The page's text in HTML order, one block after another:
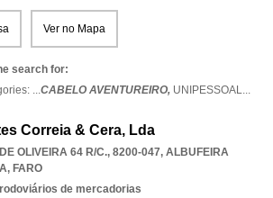
Ver no Mapa
search for:
...CABELO AVENTUREIRO, UNIPESSOAL...
Correia & Cera, Lda
OLIVEIRA 64 R/C., 8200-047, ALBUFEIRA
, FARO
de mercadorias